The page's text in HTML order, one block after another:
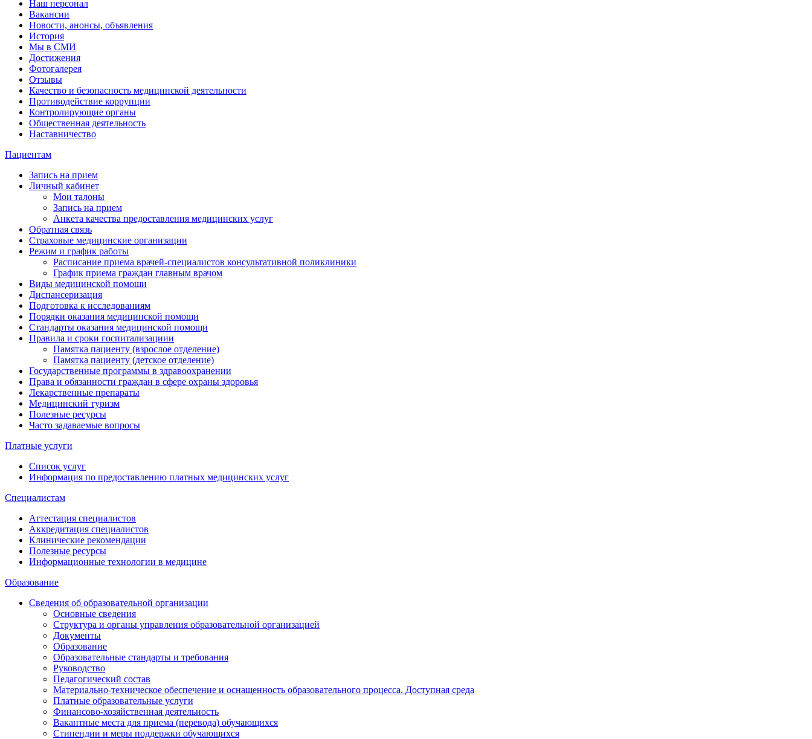
Наш персонал
Вакансии
Новости, анонсы, объявления
История
Мы в СМИ
Достижения
Фотогалерея
Отзывы
Качество и безопасность медицинской деятельности
Противодействие коррупции
Контролирующие органы
Общественная деятельность
Наставничество
Пациентам
Запись на прием
Личный кабинет
Мои талоны
Запись на прием
Анкета качества предоставления медицинских услуг
Обратная связь
Страховые медицинские организации
Режим и график работы
Расписание приема врачей-специалистов консультативной поликлиники
График приема граждан главным врачом
Виды медицинской помощи
Диспансеризация
Подготовка к исследованиям
Порядки оказания медицинской помощи
Стандарты оказания медицинской помощи
Правила и сроки госпитализациии
Памятка пациенту (взрослое отделение)
Памятка пациенту (детское отделение)
Государственные программы в здравоохранении
Права и обязанности граждан в сфере охраны здоровья
Лекарственные препараты
Медицинский туризм
Полезные ресурсы
Часто задаваемые вопросы
Платные услуги
Список услуг
Информация по предоставлению платных медицинских услуг
Специалистам
Аттестация специалистов
Аккредитация специалистов
Клинические рекомендации
Полезные ресурсы
Информационные технологии в медицине
Образование
Сведения об образовательной организации
Основные сведения
Структура и органы управления образовательной организацией
Документы
Образование
Образовательные стандарты и требования
Руководство
Педагогический состав
Материально-техническое обеспечение и оснащенность образовательного процесса. Доступная среда
Платные образовательные услуги
Финансово-хозяйственная деятельность
Вакантные места для приема (перевода) обучающихся
Стипендии и меры поддержки обучающихся